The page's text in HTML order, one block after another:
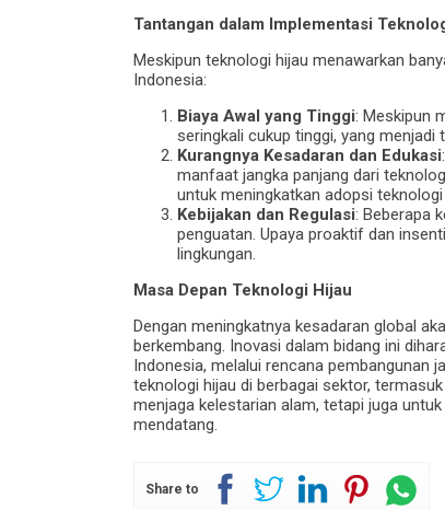
Tantangan dalam Implementasi
Meskipun teknologi hijau menawarkan
Indonesia:
Biaya Awal yang Tinggi: Meskipun
seringkali cukup tinggi, yang
Kurangnya Kesadaran dan Edukasi
manfaat jangka panjang dari
untuk meningkatkan adopsi teknologi
Kebijakan dan Regulasi: Beberapa
penguatan. Upaya proaktif dan
lingkungan.
Masa Depan Teknologi Hijau
Dengan meningkatnya kesadaran global
berkembang. Inovasi dalam bidang ini
Indonesia, melalui rencana pembangunan
teknologi hijau di berbagai sektor,
menjaga kelestarian alam, tetapi juga
mendatang.
Share to